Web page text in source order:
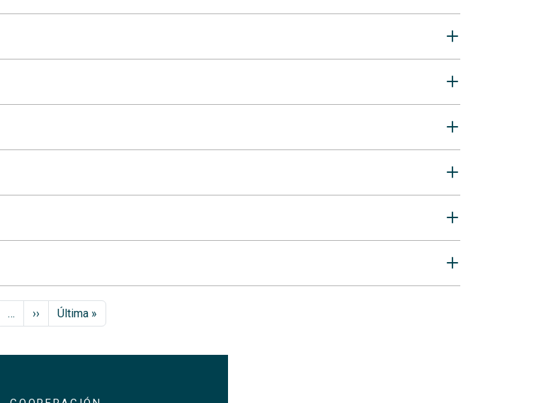
… ›› Siguiente página
Última »